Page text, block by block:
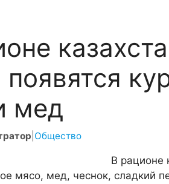
мед
Общество
В рационе
мясо, мед, чеснок, сладкий